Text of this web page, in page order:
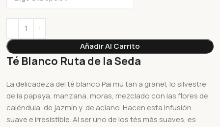
Añadir Al Carrito
Té Blanco Ruta de la Seda
La delicadeza del té blanco Pai mu tan a granel, lo silvestre
de la papaya, manzana, moras, mezclado con las flores de
caléndula, de jazmín y de aciano. Hacen esta infusión
suave e irresistible. Al ser uno de los tés más suaves, es